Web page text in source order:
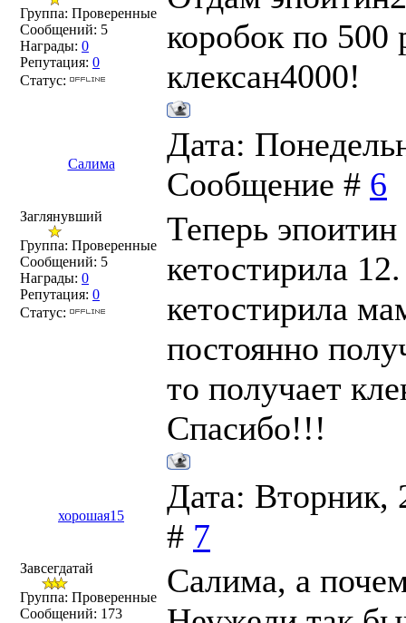
Группа: Проверенные
Сообщений: 5
Награды: 0
Репутация: 0
Статус:
коробок по 500
клексан4000!
Салима
Дата:
Сообщение # 6
Заглянувший
Группа: Проверенные
Сообщений: 5
Награды: 0
Репутация: 0
Статус:
Теперь
кетостирила
кетостирила
постоянно
то получает
Спасибо!!!
хорошая15
Дата: Вторник,
# 7
Завсегдатай
Группа: Проверенные
Сообщений: 173
Салима, а